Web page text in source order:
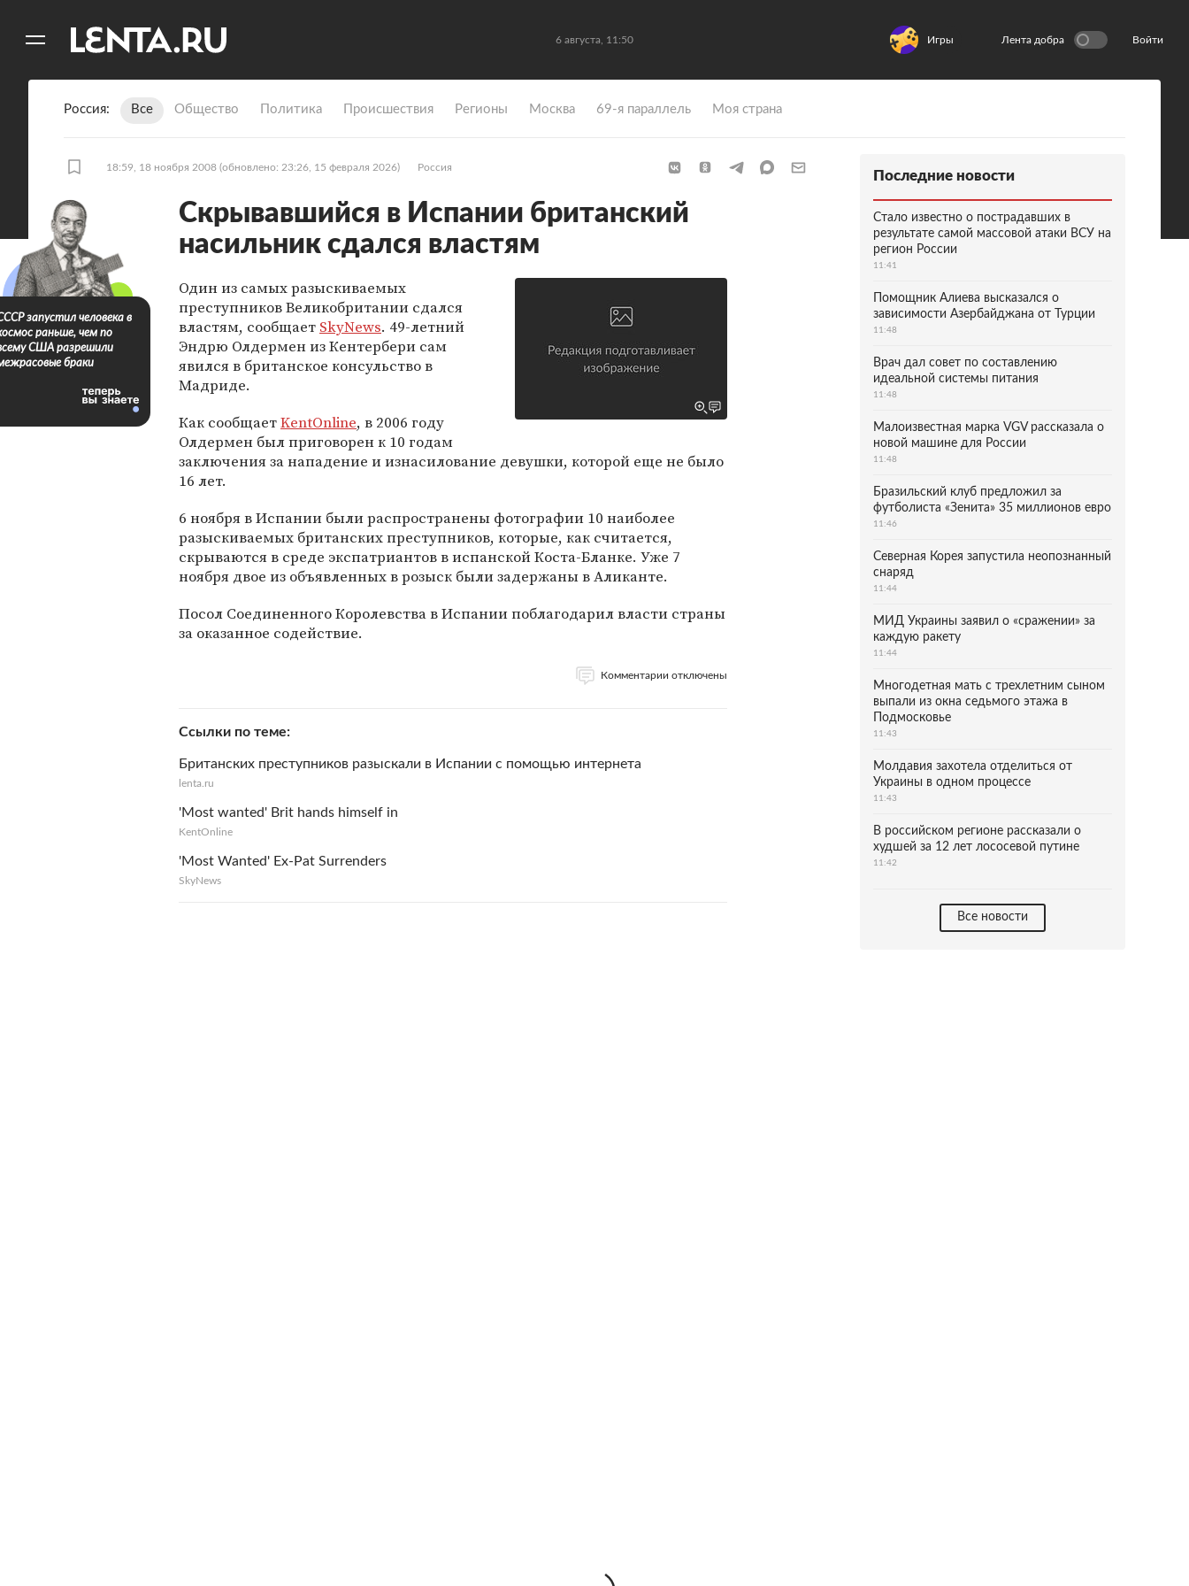
6 августа, 11:50 Игры Лента добра Войти
Россия Все Общество Политика Происшествия Регионы Москва 69-я параллель Моя страна
18:59, 18 ноября 2008 (обновлено: 23:26, 15 февраля 2026) Россия
Скрывавшийся в Испании британский
насильник сдался властям
Один из самых разыскиваемых
преступников Великобритании сдался
властям, сообщает SkyNews. 49-летний
Эндрю Олдермен из Кентербери сам
явился в британское консульство в
Мадриде.
Как сообщаетKentOnline, в 2006 году
Олдермен был приговорен к 10 годам
заключения за нападение и изнасилование девушки, которой еще не было
16 лет.
6 ноября в Испании были распространены фотографии 10 наиболее
разыскиваемых британских преступников, которые, как считается,
скрываются в среде экспатриантов в испанской Коста-Бланке. Уже 7
ноября двое из объявленных в розыск были задержаны в Аликанте.
Посол Соединенного Королевства в Испании поблагодарил власти страны
за оказанное содействие.
Комментарии отключены
Ссылки по теме
Британских преступников разыскали в Испании с помощью интернета
lenta.ru
'Most wanted' Brit hands himself in
KentOnline
'Most Wanted' Ex-Pat Surrenders
SkyNews
запустил человека в
раньше, чем по
США разрешили
браки
Последние новости
Стало известно о пострадавших в
результате самой массовой атаки ВСУ на
регион России
11:41
Помощник Алиева высказался о
зависимости Азербайджана от Турции
11:48
Врач дал совет по составлению
идеальной системы питания
11:48
Малоизвестная марка VGV рассказала о
новой машине для России
11:48
Бразильский клуб предложил за
футболиста «Зенита» 35 миллионов евро
11:46
Северная Корея запустила неопознанный
снаряд
11:44
МИД Украины заявил о «сражении» за
каждую ракету
11:44
Многодетная мать с трехлетним сыном
выпали из окна седьмого этажа в
Подмосковье
11:43
Молдавия захотела отделиться от
Украины в одном процессе
11:43
В российском регионе рассказали о
худшей за 12 лет лососевой путине
11:42
Все новости